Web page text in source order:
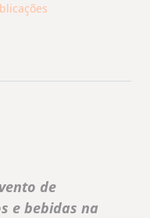
de
e bebidas na